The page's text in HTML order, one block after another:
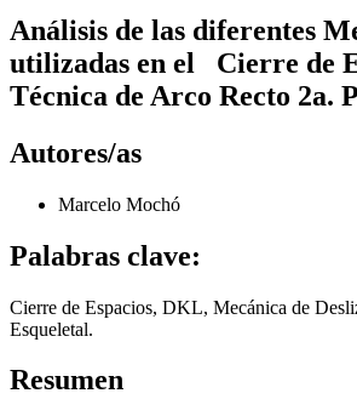
Análisis de las diferentes
utilizadas en el Cierre de
Técnica de Arco Recto 2a.
Autores/as
Marcelo Mochó
Palabras clave:
Cierre de Espacios, DKL, Mecánica de
Esqueletal.
Resumen